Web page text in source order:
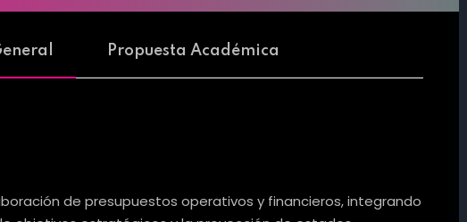
Propuesta Académica
de presupuestos operativos y financieros, integrando